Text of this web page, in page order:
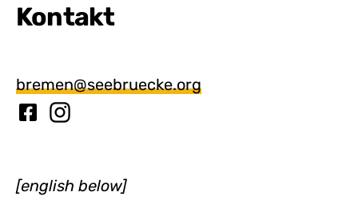
Kontakt
bremen@seebruecke.org
[english below]